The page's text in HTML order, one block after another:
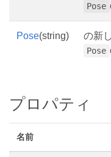
Pose
Pose(string) の新
Pose
プロパティ
名前